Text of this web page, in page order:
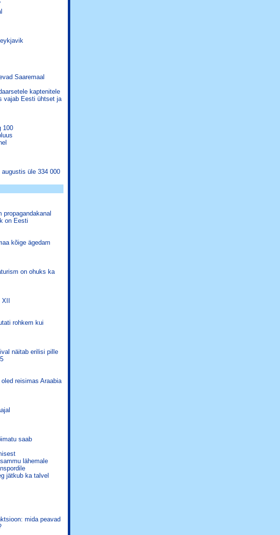
Saaremaal
kaptenitele
vajab Eesti ühtset ja
100
üle 334 000
on Eesti
kõige ägedam
on ohuks ka
rohkem kui
näitab erilisi pille
reisimas Araabia
saab
lähemale
jätkub ka talvel
mida peavad